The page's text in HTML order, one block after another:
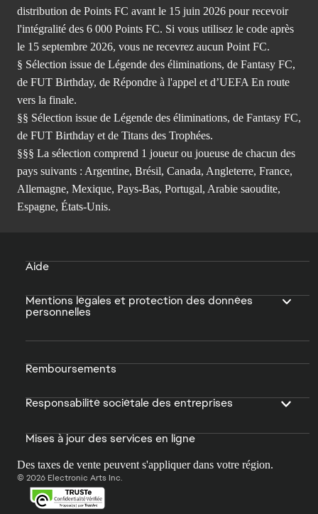
distribution de Points FC avant le 15 juin 2026 pour recevoir
l'intégralité des 6 000 Points FC. Si vous utilisez le code après
le 15 septembre 2026, vous ne recevrez aucun Point FC.
§ Sélection issue de Légende des éliminations, de Fantasy FC,
de FUT Birthday, de Répondre à l'appel et d’UEFA En route
vers la finale.
§§ Sélection issue de Légende des éliminations, de Fantasy FC,
de FUT Birthday et de Titans des Trophées.
§§§ La sélection comprend 1 joueur ou joueuse de chacun des
pays suivants : Argentine, Brésil, Canada, Angleterre, France,
Allemagne, Mexique, Pays-Bas, Portugal, Arabie saoudite,
Espagne, États-Unis.
Aide
Mentions légales et protection des données
personnelles
Remboursements
Responsabilité sociétale des entreprises
Mises à jour des services en ligne
Des taxes de vente peuvent s'appliquer dans votre région.
© 2026 Electronic Arts Inc.